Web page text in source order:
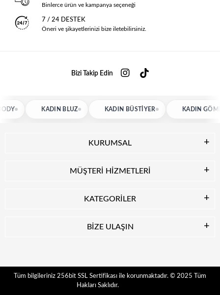
Binlerce ürün ve kampanya seçeneği
7 / 24 DESTEK
Öneri ve şikayetlerinizi bize iletebilirsiniz.
Bizi Takip Edin
KADIN BLUZ KADIN BÜSTIYER KADIN GÖMLEK
KURUMSAL
MÜŞTERİ HİZMETLERİ
KATEGORİLER
BİZE ULAŞIN
Tüm bilgileriniz 256bit SSL Sertifikası ile korunmaktadır. © 2025
Tüm
Hakları Saklıdır.